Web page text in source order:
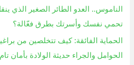
الناموس.. العدو الطائر الصغير الذي
تحمي نفسك وأسرتك بطرق فعّالة؟
الحماية الفائقة: كيف تتخلصين من
الحوامل والجراء حديثة الولادة بأمان